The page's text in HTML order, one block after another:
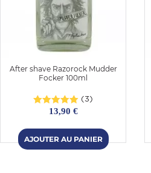
After shave Razorock Mudder
Focker 100ml
(3)
13,90 €